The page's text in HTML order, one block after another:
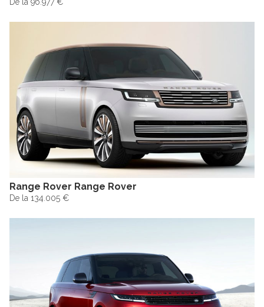
Range Rover Range Rover
De la 134.005 €